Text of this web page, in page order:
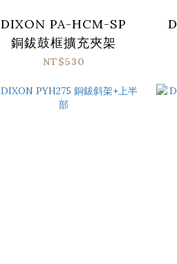
DIXON PA-HCM-SP
銅鈸鼓框擴充夾架
NT$530